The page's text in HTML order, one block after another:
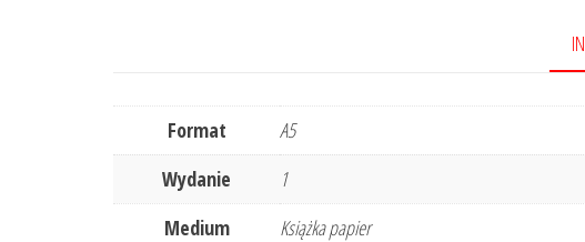
Format
A5
Wydanie
1
Medium
Książka papier